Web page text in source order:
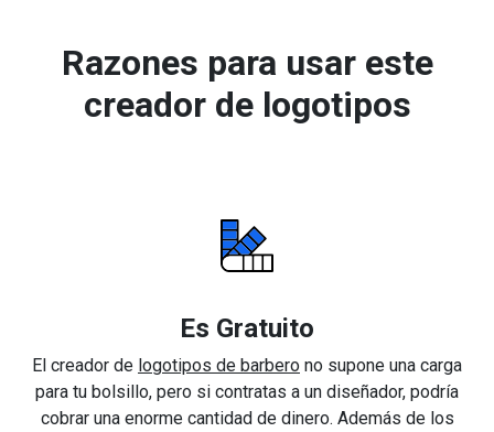
Razones para usar este
creador de logotipos
Es Gratuito
El creador de logotipos de barbero no supone una carga
para tu bolsillo, pero si contratas a un diseñador, podría
cobrar una enorme cantidad de dinero. Además de los